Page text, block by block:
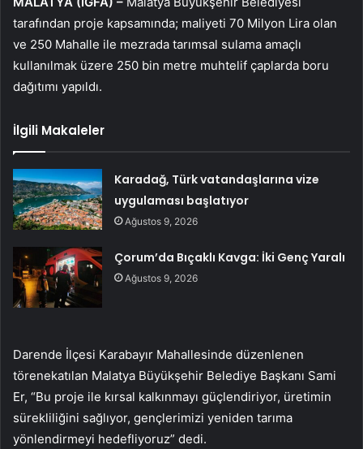
tarafından proje kapsamında; maliyeti 70 Milyon Lira olan
ve 250 Mahalle ile mezrada tarımsal sulama amaçlı
kullanılmak üzere 250 bin metre muhtelif çaplarda boru
dağıtımı yapıldı.
İlgili Makaleler
Karadağ, Türk vatandaşlarına vize
uygulaması başlatıyor
Ağustos 9, 2026
Çorum’da Bıçaklı Kavga: İki Genç Yaralı
Ağustos 9, 2026
Darende İlçesi Karabayır Mahallesinde düzenlenen
törenekatılan Malatya Büyükşehir Belediye Başkanı Sami
Er, “Bu proje ile kırsal kalkınmayı güçlendiriyor, üretimin
sürekliliğini sağlıyor, gençlerimizi yeniden tarıma
yönlendirmeyi hedefliyoruz” dedi.